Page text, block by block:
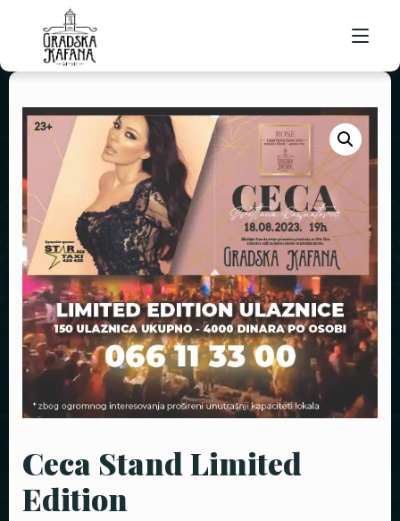
POČETNA
OSTALE USLUGE
ORGANIZACIJA DOGAĐAJA
RENT A CAR SOMBOR
KETERING
APARTMANSKI SMEŠTAJ
O NAMA
JELOVNIK
KONTAKT
POSAO
REZERVACIJE
Ceca Stand Limited
Edition